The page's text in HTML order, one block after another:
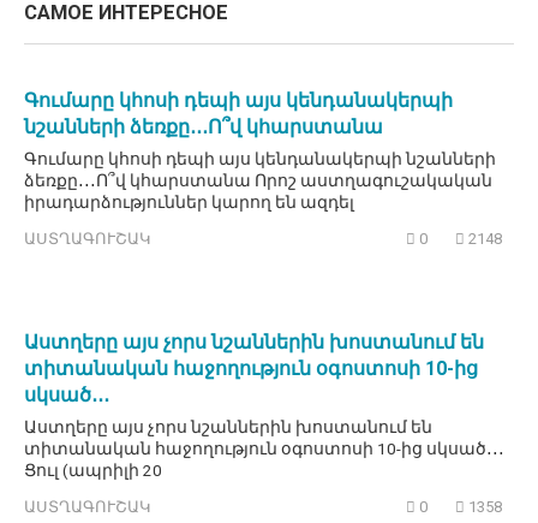
САМОЕ ИНТЕРЕСНОЕ
Գումարը կհոսի դեպի այս կենդանակերպի
նշանների ձեռքը․․․Ո՞վ կհարստանա
Գումարը կհոսի դեպի այս կենդանակերպի նշանների
ձեռքը․․․Ո՞վ կհարստանա Որոշ աստղագուշակական
իրադարձություններ կարող են ազդել
ԱՍՏՂԱԳՈՒՇԱԿ 0 2148
Աստղերը այս չորս նշաններին խոստանում են
տիտանական հաջողություն օգոստոսի 10-ից
սկսած․․․
Աստղերը այս չորս նշաններին խոստանում են
տիտանական հաջողություն օգոստոսի 10-ից սկսած․․․
Ցուլ (ապրիլի 20
ԱՍՏՂԱԳՈՒՇԱԿ 0 1358